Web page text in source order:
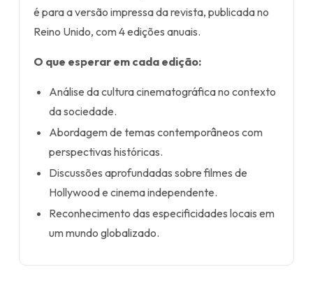
é para a versão impressa da revista, publicada no
Reino Unido, com 4 edições anuais.
O que esperar em cada edição:
Análise da cultura cinematográfica no contexto
da sociedade.
Abordagem de temas contemporâneos com
perspectivas históricas.
Discussões aprofundadas sobre filmes de
Hollywood e cinema independente.
Reconhecimento das especificidades locais em
um mundo globalizado.